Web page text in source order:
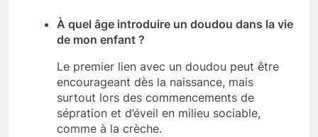
À quel âge introduire un doudou dans la vie
de mon enfant ?
Le premier lien avec un doudou peut être
encourageant dès la naissance, mais
surtout lors des commencements de
sépration et d’éveil en milieu sociable,
comme à la crèche.